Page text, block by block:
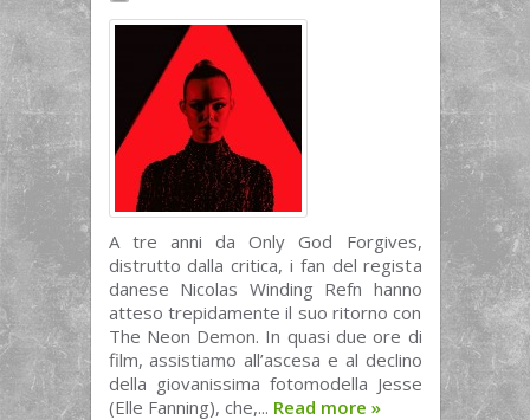
A tre anni da Only God Forgives,
distrutto dalla critica, i fan del regista
danese Nicolas Winding Refn hanno
atteso trepidamente il suo ritorno con
The Neon Demon. In quasi due ore di
film, assistiamo all’ascesa e al declino
della giovanissima fotomodella Jesse
(Elle Fanning), che,... Read more »